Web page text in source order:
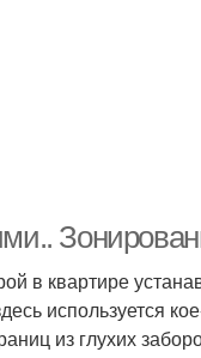
в квартире
используется
из глухих